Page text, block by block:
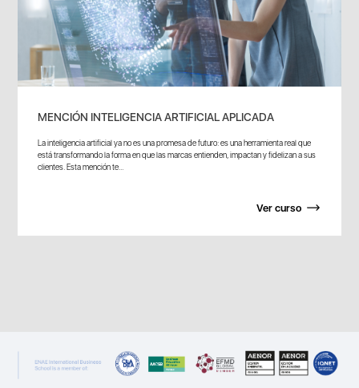
MENCIÓN INTELIGENCIA ARTIFICIAL APLICADA
La inteligencia artificial ya no es una promesa de futuro: es una herramienta real que
está transformando la forma en que las marcas entienden, impactan y fidelizan a sus
clientes. Esta mención te...
Ver curso